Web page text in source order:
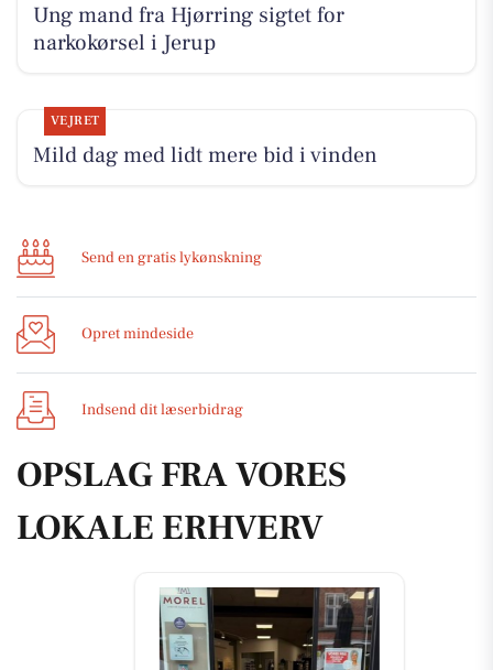
Ung mand fra Hjørring sigtet for
narkokørsel i Jerup
VEJRET
Mild dag med lidt mere bid i vinden
Send en gratis lykønskning
Opret mindeside
Indsend dit læserbidrag
OPSLAG FRA VORES
LOKALE ERHVERV